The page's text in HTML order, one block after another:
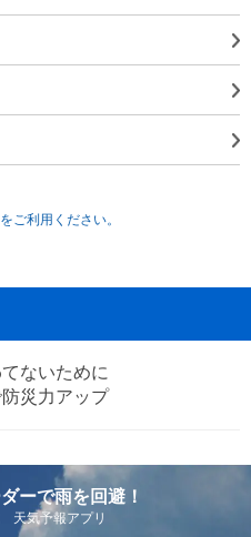
ご利用ください。
ないために
災力アップ
ーで雨を回避！
天気予報アプリ